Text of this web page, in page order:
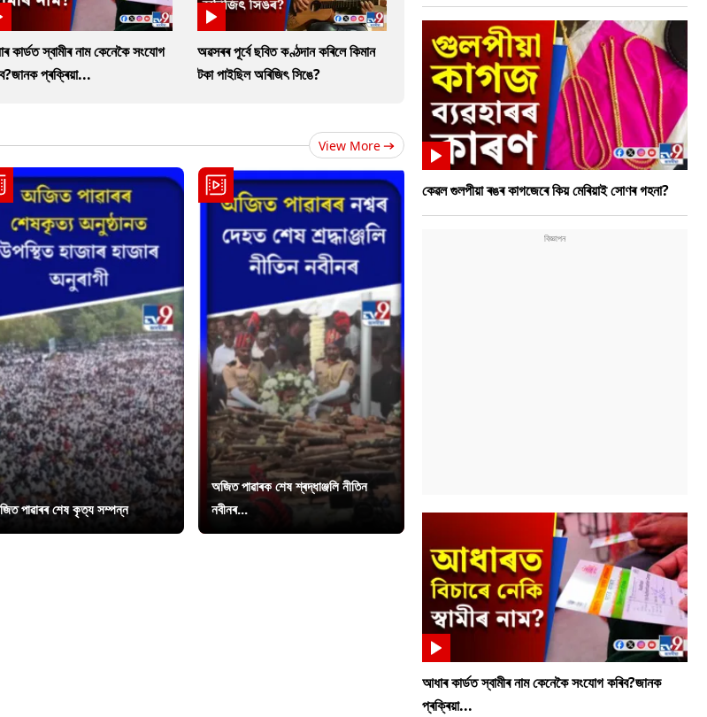
কাৰ্ডত স্বামীৰ নাম কেনেকৈ সংযোগ
প্ৰক্ৰিয়া...
অৱসৰৰ পূৰ্বে ছবিত কণ্ঠদান কৰিলে কিমান
টকা পাইছিল অৰিজিৎ সিঙে?
View More
পাৱাৰৰ শেষ কৃত্য সম্পন্ন
অজিত পাৱাৰক শেষ শ্ৰদ্ধাঞ্জলি নীতিন
নবীনৰ...
কেৱল গুলপীয়া ৰঙৰ কাগজেৰে কিয় মেৰিয়াই সোণৰ গহনা?
আধাৰ কাৰ্ডত স্বামীৰ নাম কেনেকৈ সংযোগ কৰিব?জানক
প্ৰক্ৰিয়া...